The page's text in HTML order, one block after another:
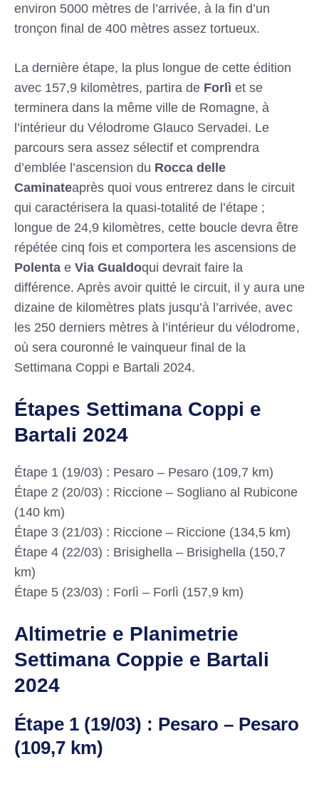
environ 5000 mètres de l’arrivée, à la fin d’un
tronçon final de 400 mètres assez tortueux.
La dernière étape, la plus longue de cette édition
avec 157,9 kilomètres, partira de Forlì et se
terminera dans la même ville de Romagne, à
l’intérieur du Vélodrome Glauco Servadei. Le
parcours sera assez sélectif et comprendra
d’emblée l’ascension du Rocca delle
Caminateaprès quoi vous entrerez dans le circuit
qui caractérisera la quasi-totalité de l’étape ;
longue de 24,9 kilomètres, cette boucle devra être
répétée cinq fois et comportera les ascensions de
Polenta eVia Gualdoqui devrait faire la
différence. Après avoir quitté le circuit, il y aura une
dizaine de kilomètres plats jusqu’à l’arrivée, avec
les 250 derniers mètres à l’intérieur du vélodrome,
où sera couronné le vainqueur final de la
Settimana Coppi e Bartali 2024.
Étapes Settimana Coppi e
Bartali 2024
Étape 1 (19/03) : Pesaro – Pesaro (109,7 km)
Étape 2 (20/03) : Riccione – Sogliano al Rubicone
(140 km)
Étape 3 (21/03) : Riccione – Riccione (134,5 km)
Étape 4 (22/03) : Brisighella – Brisighella (150,7
km)
Étape 5 (23/03) : Forlì – Forlì (157,9 km)
Altimetrie e Planimetrie
Settimana Coppie e Bartali
2024
Étape 1 (19/03) : Pesaro – Pesaro
(109,7 km)